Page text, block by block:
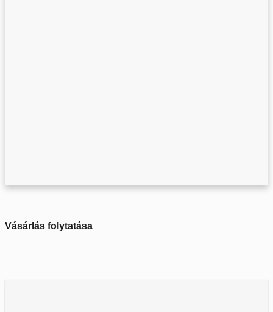
Vásárlás folytatása